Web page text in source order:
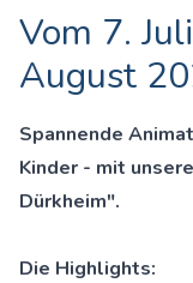
Vom 7.
August
Spannende
Kinder - mit
Dürkheim".
Die Highlights: